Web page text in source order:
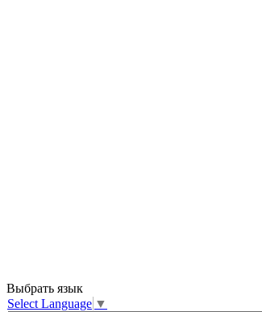
Выбрать язык
Select Language ▼